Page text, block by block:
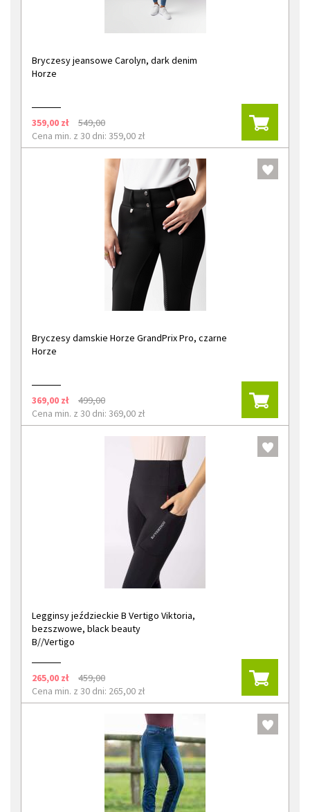
Bryczesy jeansowe Carolyn, dark denim
Horze
359,00 zł
549,00
Cena min. z 30 dni: 359,00 zł
Bryczesy damskie Horze GrandPrix Pro, czarne
Horze
369,00 zł
499,00
Cena min. z 30 dni: 369,00 zł
Legginsy jeździeckie B Vertigo Viktoria,
bezszwowe, black beauty
B//Vertigo
265,00 zł
459,00
Cena min. z 30 dni: 265,00 zł